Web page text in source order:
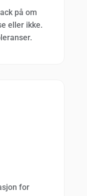
på om
eller ikke.
for